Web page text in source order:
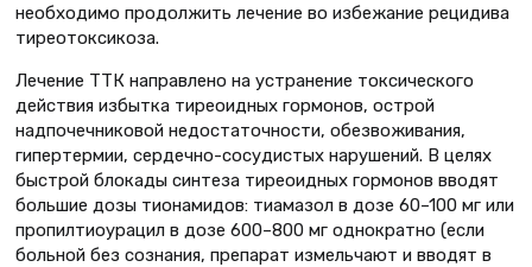
необходимо продолжить лечение во избежание рецидива
тиреотоксикоза.
Лечение ТТК направлено на устранение токсического
действия избытка тиреоидных гормонов, острой
надпочечниковой недостаточности, обез­воживания,
гипертермии, сердечно-сосудистых нарушений. В целях
быстрой блокады синтеза тиреоидных гормонов вводят
большие дозы тионамидов: тиамазол в дозе 60–100 мг или
пропилтиоурацил в дозе 600–800 мг однократно (если
больной без сознания, препарат измельчают и вводят в